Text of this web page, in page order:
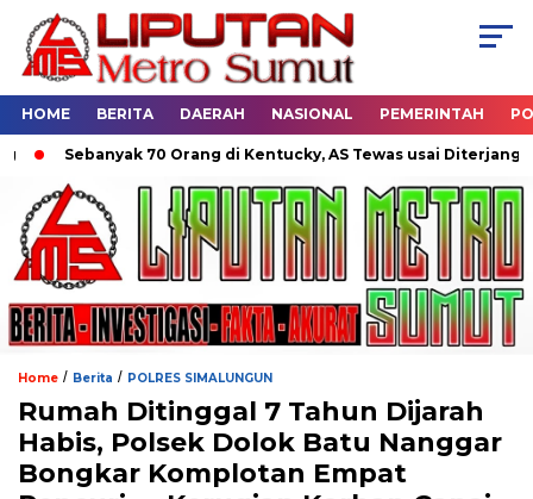
HOME BERITA DAERAH NASIONAL PEMERINTAH
Sebanyak 70 Orang di Kentucky, AS Tewas usai Diterjang
Home / Berita / POLRES SIMALUNGUN
Rumah Ditinggal 7 Tahun Dijarah
Habis, Polsek Dolok Batu Nanggar
Bongkar Komplotan Empat